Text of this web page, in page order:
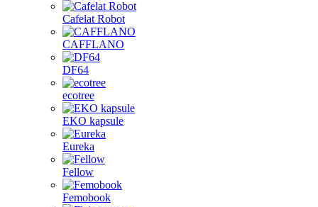
Cafelat Robot
CAFFLANO
DF64
ecotree
EKO kapsule
Eureka
Fellow
Femobook